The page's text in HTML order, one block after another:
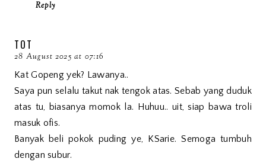
Reply
TOT
28 August 2025 at 07:16
Kat Gopeng yek? Lawanya..
Saya pun selalu takut nak tengok atas. Sebab yang duduk
atas tu, biasanya momok la. Huhuu.. uit, siap bawa troli
masuk ofis.
Banyak beli pokok puding ye, KSarie. Semoga tumbuh
dengan subur.